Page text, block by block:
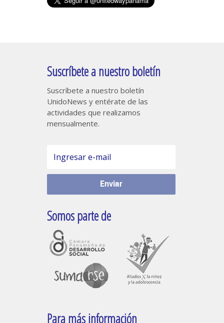
Suscríbete a nuestro boletín
Suscríbete a nuestro boletín
UnidoNews y entérate de las
actividades que realizamos
mensualmente.
Somos parte de
Para más información